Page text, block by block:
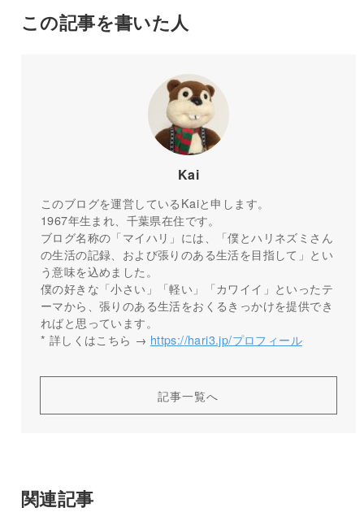
この記事を書いた人
Kai
このブログを運営しているKaiと申します。
1967年生まれ、千葉県在住です。
ブログ名称の「マイハリ」には、「僕とハリネズミさん
の生活の記録、および張りのある生活を目指して」とい
う意味を込めました。
僕の好きな「小さい」「軽い」「カワイイ」といったテ
ーマから、張りのある生活をおくるきっかけを提供でき
ればと思っています。
* 詳しくはこちら → https://hari3.jp/プロフィール
記事一覧へ
関連記事